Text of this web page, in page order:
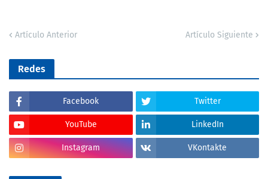
Artículo Anterior Artículo Siguiente
Redes
Facebook Twitter
YouTube LinkedIn
Instagram VKontakte